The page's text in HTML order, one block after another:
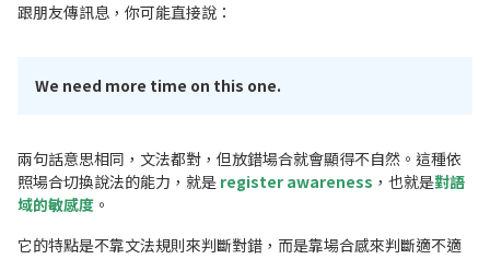
跟朋友傳訊息，你可能直接說：
We need more time on this one.
兩句話意思相同，文法都對，但放錯場合就會顯得不自然。這種依
照場合切換說法的能力，就是 register awareness ，也就是對語
域的敏感度 。
它的特點是不靠文法規則來判斷對錯，而是靠場合感來判斷適不適